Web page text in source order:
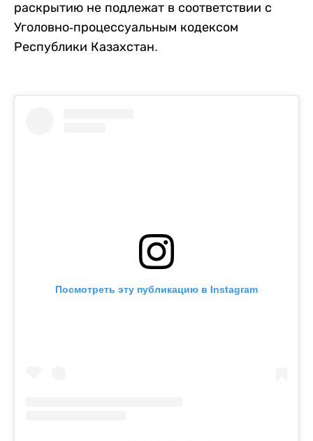
раскрытию не подлежат в соответствии с
Уголовно-процессуальным кодексом
Республики Казахстан.
Посмотреть эту публикацию в Instagram